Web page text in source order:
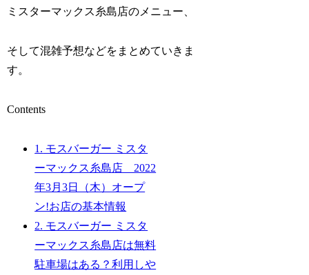
ミスターマックス糸島店のメニュー、
そして混雑予想などをまとめていきま
す。
Contents
1. モスバーガー ミスタ
ーマックス糸島店 2022
年3月3日（木）オープ
ン!お店の基本情報
2. モスバーガー ミスタ
ーマックス糸島店は無料
駐車場はある？利用しや